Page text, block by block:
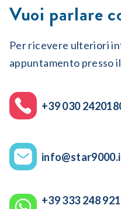
Vuoi parlare
Per ricevere ulteriori
appuntamento presso
+39 030
+39 333 248